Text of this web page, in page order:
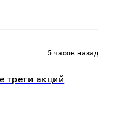
5 часов назад
трети акций